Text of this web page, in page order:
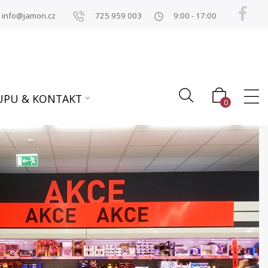
9:00 - 17:00
725 959 003
info@jamon.cz
& KONTAKT 0